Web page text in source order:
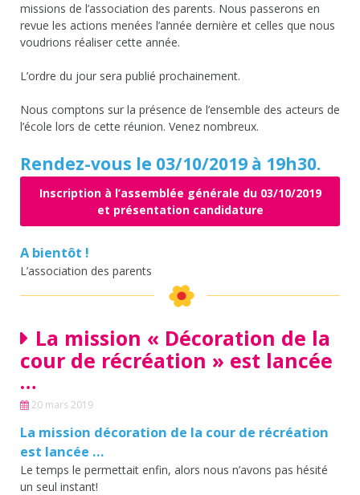
missions de l’association des parents. Nous passerons en
revue les actions menées l’année dernière et celles que nous
voudrions réaliser cette année.
L’ordre du jour sera publié prochainement.
Nous comptons sur la présence de l’ensemble des acteurs de
l’école lors de cette réunion. Venez nombreux.
Rendez-vous le 03/10/2019 à 19h30.
Inscription à l’assemblée générale du 03/10/2019
et présentation candidature
A bientôt !
L’association des parents
La mission « Décoration de la
cour de récréation » est lancée
…
20 mars 2019
La mission décoration de la cour de récréation
est lancée …
Le temps le permettait enfin, alors nous n’avons pas hésité
un seul instant!